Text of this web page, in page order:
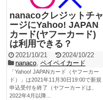
nanacoクレジットチャ
ージにYahoo! JAPAN
カード(ヤフーカード)
は利用できる？
2021/10/21
2024/10/22
nanaco, ペイペイカード
「Yahoo! JAPANカード（ヤフーカー
ド）」は2021年11月30日19:00で新規
申込受付を終了（ヤフーカードは、
2022年4月以降...